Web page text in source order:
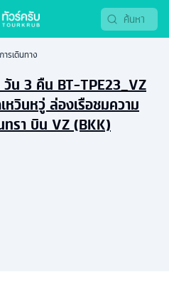
รเดินทาง
น 3 คืน BT-TPE23_VZ
หวินหวู่ ล่องเรือชมความ
ทรา บิน VZ (BKK)